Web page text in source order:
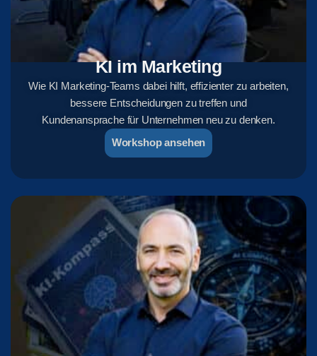
KI im Marketing
Wie KI Marketing-Teams dabei hilft, effizienter zu arbeiten,
bessere Entscheidungen zu treffen und
Kundenansprache für Unternehmen neu zu denken.
Workshop ansehen